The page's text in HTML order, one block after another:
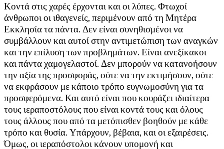
Κοντά στις χαρές έρχονται και οι λύπες. Φτωχοί
άνθρωποι οι ιθαγενείς, περιμένουν από τη Μητέρα
Εκκλησία τα πάντα. Δεν είναι συνηθισμένοι να
συμβάλλουν και αυτοί στην αντιμετώπιση των αναγκών
και την επίλυση των προβλημάτων. Είναι ανεξίκακοι
και πάντα χαμογελαστοί. Δεν μπορούν να κατανοήσουν
την αξία της προσφοράς, ούτε να την εκτιμήσουν, ούτε
να εκφράσουν με κάποιο τρόπο ευγνωμοσύνη για τα
προσφερόμενα. Και αυτό είναι που κουράζει ιδιαίτερα
τους ιεραποστόλους που είναι κοντά τους και όλους
τους άλλους που από τα μετόπισθεν βοηθούν με κάθε
τρόπο και θυσία. Υπάρχουν, βέβαια, και οι εξαιρέσεις.
Όμως, οι ιεραπόστολοι κάνουν υπομονή και